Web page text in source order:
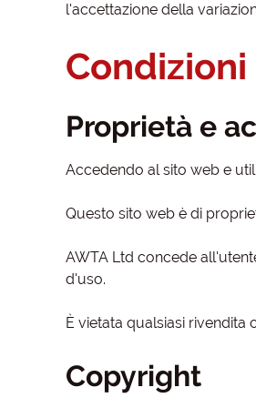
l'accettazione della
Proprietà e
Accedendo al sito web e
Questo sito web è di
AWTA Ltd concede
d'uso.
È vietata qualsiasi rivendita
Copyright